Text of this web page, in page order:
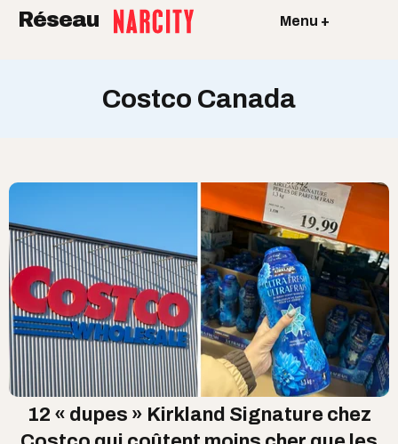
Réseau Menu +
Costco Canada
12 « dupes » Kirkland Signature chez